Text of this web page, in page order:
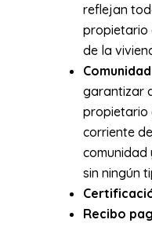
reflejan
propietario
de la
garantizar
propietario
corriente
comunidad
sin ningún
Recibo